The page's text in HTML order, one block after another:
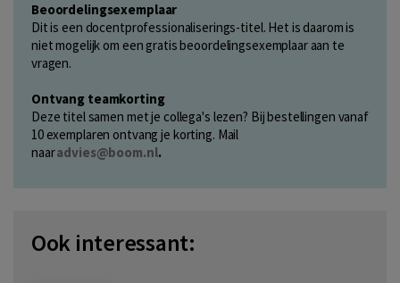
Beoordelingsexemplaar
Dit is een docentprofessionaliserings-titel. Het is daarom is
niet mogelijk om een gratis beoordelingsexemplaar aan te
vragen.
Ontvang teamkorting
Deze titel samen met je collega's lezen? Bij bestellingen vanaf
10 exemplaren ontvang je korting. Mail
naaradvies@boom.nl.
Ook interessant: